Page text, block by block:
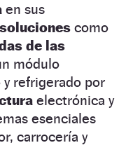
en sus
soluciones como
de las
módulo
refrigerado por
electrónica y
esenciales
carrocería y